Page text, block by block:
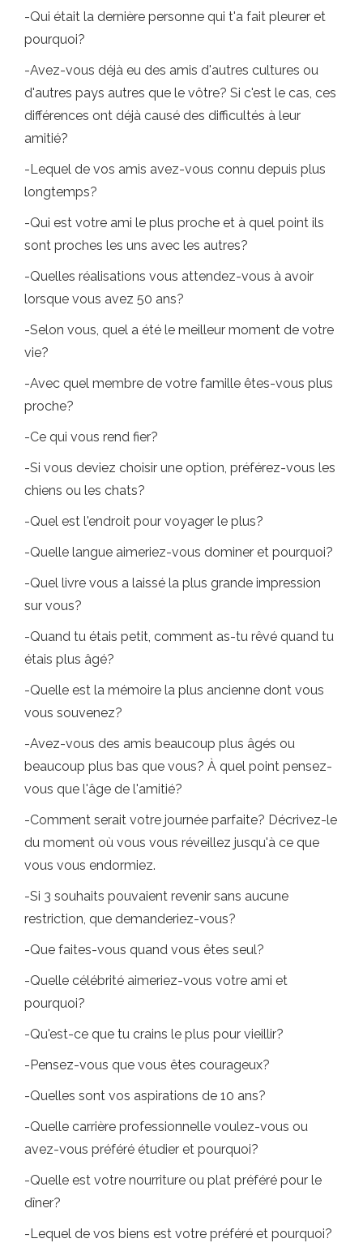
-Qui était la dernière personne qui t'a fait pleurer et
pourquoi?
-Avez-vous déjà eu des amis d'autres cultures ou
d'autres pays autres que le vôtre? Si c'est le cas, ces
différences ont déjà causé des difficultés à leur
amitié?
-Lequel de vos amis avez-vous connu depuis plus
longtemps?
-Qui est votre ami le plus proche et à quel point ils
sont proches les uns avec les autres?
-Quelles réalisations vous attendez-vous à avoir
lorsque vous avez 50 ans?
-Selon vous, quel a été le meilleur moment de votre
vie?
-Avec quel membre de votre famille êtes-vous plus
proche?
-Ce qui vous rend fier?
-Si vous deviez choisir une option, préférez-vous les
chiens ou les chats?
-Quel est l'endroit pour voyager le plus?
-Quelle langue aimeriez-vous dominer et pourquoi?
-Quel livre vous a laissé la plus grande impression
sur vous?
-Quand tu étais petit, comment as-tu rêvé quand tu
étais plus âgé?
-Quelle est la mémoire la plus ancienne dont vous
vous souvenez?
-Avez-vous des amis beaucoup plus âgés ou
beaucoup plus bas que vous? À quel point pensez-
vous que l'âge de l'amitié?
-Comment serait votre journée parfaite? Décrivez-le
du moment où vous vous réveillez jusqu'à ce que
vous vous endormiez.
-Si 3 souhaits pouvaient revenir sans aucune
restriction, que demanderiez-vous?
-Que faites-vous quand vous êtes seul?
-Quelle célébrité aimeriez-vous votre ami et
pourquoi?
-Qu'est-ce que tu crains le plus pour vieillir?
-Pensez-vous que vous êtes courageux?
-Quelles sont vos aspirations de 10 ans?
-Quelle carrière professionnelle voulez-vous ou
avez-vous préféré étudier et pourquoi?
-Quelle est votre nourriture ou plat préféré pour le
dîner?
-Lequel de vos biens est votre préféré et pourquoi?